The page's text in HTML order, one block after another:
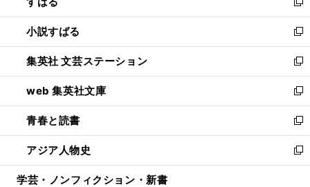
開
く
ド
ウ
で
開
く
新
し
い
ウ
ィ
ン
ド
ウ
で
開
く
小説すばる
新
し
い
ウ
ィ
ン
ド
ウ
で
開
集英社 文芸ステーション
新
し
い
ウ
ィ
ン
ド
ウ
web 集英社文庫
新
し
い
ウ
ィ
ン
青春と読書
新
し
い
ウ
アジア人物史
新
し
学芸・ノンフィクション・新書